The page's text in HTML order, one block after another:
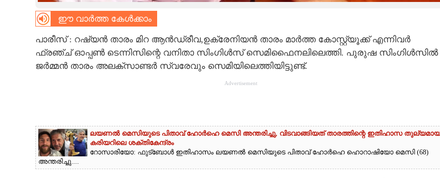
CARTOONS
LITERATURE
ഈ വാർത്ത കേൾക്കാം
പാരീസ് : റഷ്യൻ താരം മിറ ആൻഡ്രീവ,ഉക്രേനിയൻ താരം മാർത്ത കോസ്റ്റ്യൂക്ക് എന്നിവർ
ഫ്രഞ്ച് ഓപ്പൺ ടെന്നിസിന്റെ വനിതാ സിംഗിൾസ് സെമിഫൈനലിലെത്തി. പുരുഷ സിംഗിൾസിൽ
ജർമ്മൻ താരം അലക്സാണ്ടർ സ്വരേവും സെമിയിലെത്തിയിട്ടുണ്ട്.
Advertisement
ലയണൽ മെസിയുടെ പിതാവ് ഹോർഹെ മെസി അന്തരിച്ചു,​ വിടവാങ്ങിയത് താരത്തിന്റെ ഇതിഹാസ തുല്യമായ
കരിയറിലെ ശക്തികേന്ദ്രം
റോസാരിയോ: ഫുട്‌ബോൾ ഇതിഹാസം ലയണൽ മെസിയുടെ പിതാവ് ഹോർഹെ ഹൊറാഷിയോ മെസി (68)
അന്തരിച്ചു....